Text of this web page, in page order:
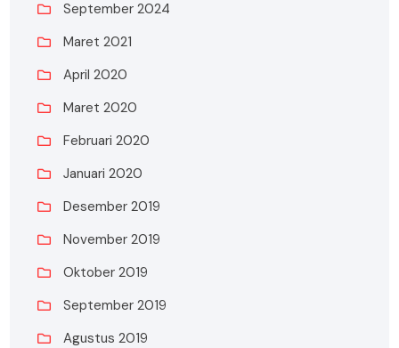
September 2024
Maret 2021
April 2020
Maret 2020
Februari 2020
Januari 2020
Desember 2019
November 2019
Oktober 2019
September 2019
Agustus 2019